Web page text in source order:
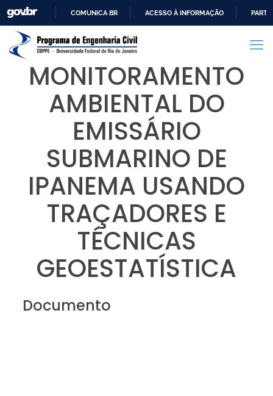
PARA
CONTEÚDO
COMUNICA BR ACESSO À INFORMAÇÃO
MONITORAMENTO
AMBIENTAL DO
EMISSÁRIO
SUBMARINO DE
IPANEMA USANDO
TRAÇADORES E
TÉCNICAS
GEOESTATÍSTICA
Documento